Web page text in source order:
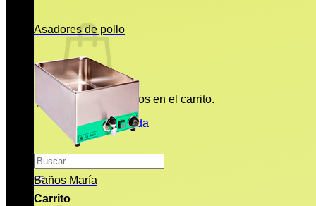
No hay productos en el carrito.
Volver a la tienda
Buscar
por:
Carrito
Asadores de pollo
Baños María